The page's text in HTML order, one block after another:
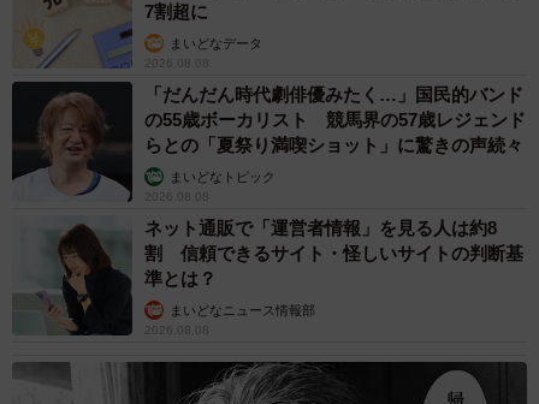
「20歳の誕生日に記念にお酒を買ってみたい女子大生」と
いう大元のアイデアを思いつき、それにまつわる年齢確認
や店員とのやりとりをコミカルに描いてみたいと思い、深
夜のコンビニが舞台となりました。
―「三日坊主でも1年で120個のことにチャレンジできる」
という言葉に多くの共感が寄せられていました。この言葉
はどのようにしてお考えになったのでしょうか？
自分より10歳下の子が「自分は三日坊主でどうしようもな
かなと想像を巡らせました。「365を3で割ると約120だか
7割超に
まいどなデータ
2026.08.08
「だんだん時代劇俳優みたく…」国民的バンド
の55歳ボーカリスト 競馬界の57歳レジェンド
らとの「夏祭り満喫ショット」に驚きの声続々
まいどなトピック
2026.08.08
ネット通販で「運営者情報」を見る人は約8
割 信頼できるサイト・怪しいサイトの判断基
準とは？
まいどなニュース情報部
2026.08.08